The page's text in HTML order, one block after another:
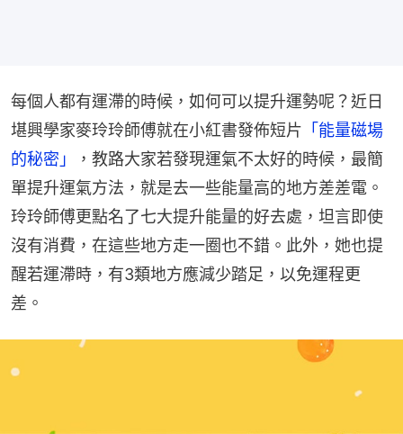
每個人都有運滯的時候，如何可以提升運勢呢？近日
堪興學家麥玲玲師傅就在小紅書發佈短片 「能量磁場
的秘密」
，教路大家若發現運氣不太好的時候，最簡
單提升運氣方法，就是去一些能量高的地方差差電。
玲玲師傅更點名了七大提升能量的好去處，坦言即使
沒有消費，在這些地方走一圈也不錯。此外，她也提
醒若運滯時，有3類地方應減少踏足，以免運程更
差。